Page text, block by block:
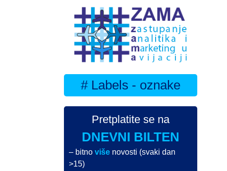
# Labels - oznake
Pretplatite se na
DNEVNI BILTEN
– bitnoviše novosti (svaki dan
>15)